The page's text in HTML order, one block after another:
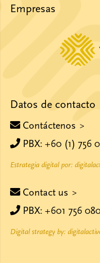
Empresas
Datos de contacto
Contáctenos
PBX: +60 (1) 756
Estrategia digital por:
Contact us
PBX: +601 756
Digital strategy by: